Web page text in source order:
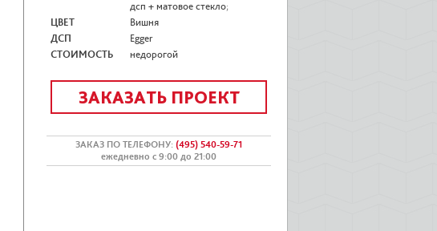
дсп + матовое стекло;
ЦВЕТ
Вишня
ДСП
Egger
СТОИМОСТЬ
недорогой
ЗАКАЗАТЬ ПРОЕКТ
ЗАКАЗ ПО ТЕЛЕФОНУ: (495) 540-59-71
ежедневно с 9:00 до 21:00